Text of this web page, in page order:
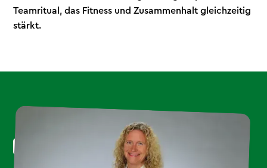
Teamritual, das Fitness und Zusammenhalt gleichzeitig
stärkt.
DRK-Rettungsschule Warendorf